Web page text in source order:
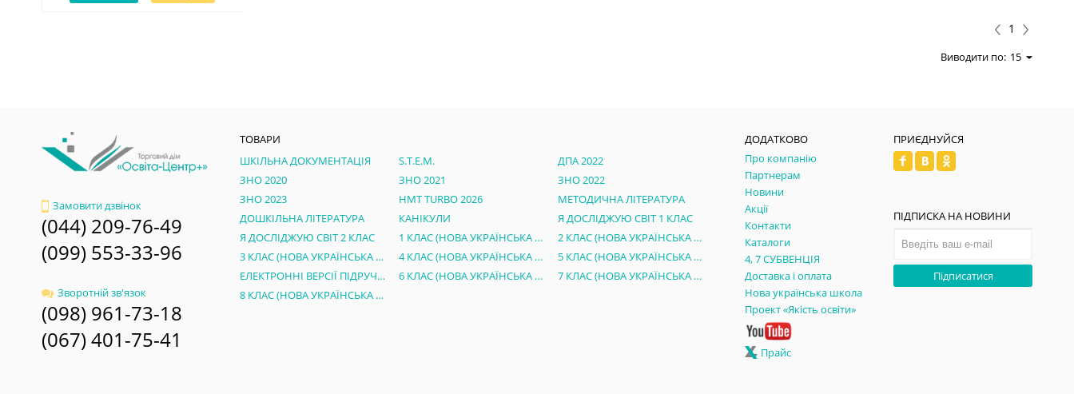
1
Виводити по: 15
Замовити дзвінок
(044) 209-76-49
(099) 553-33-96
Зворотній зв'язок
(098) 961-73-18
(067) 401-75-41
ТОВАРИ
ШКІЛЬНА ДОКУМЕНТАЦІЯ
S.T.E.M.
ДПА 2022
ЗНО 2020
ЗНО 2021
ЗНО 2022
ЗНО 2023
НМТ TURBO 2026
МЕТОДИЧНА ЛІТЕРАТУРА
ДОШКІЛЬНА ЛІТЕРАТУРА
КАНІКУЛИ
Я ДОСЛІДЖУЮ СВІТ 1 КЛАС
Я ДОСЛІДЖУЮ СВІТ 2 КЛАС
1 КЛАС (НОВА УКРАЇНСЬКА ШКОЛА)
2 КЛАС (НОВА УКРАЇНСЬКА ШКОЛА)
3 КЛАС (НОВА УКРАЇНСЬКА ШКОЛА)
4 КЛАС (НОВА УКРАЇНСЬКА ШКОЛА)
5 КЛАС (НОВА УКРАЇНСЬКА ШКОЛА)
ЕЛЕКТРОННІ ВЕРСІЇ ПІДРУЧНИКІВ 5 КЛАС НУШ
6 КЛАС (НОВА УКРАЇНСЬКА ШКОЛА)
7 КЛАС (НОВА УКРАЇНСЬКА ШКОЛА)
8 КЛАС (НОВА УКРАЇНСЬКА ШКОЛА)
ДОДАТКОВО
Про компанію
Партнерам
Новини
Акції
Контакти
Каталоги
4, 7 СУБВЕНЦІЯ
Доставка і оплата
Нова українська школа
Проект «Якість освіти»
Прайс
ПРИЄДНУЙСЯ
ПІДПИСКА НА НОВИНИ
Підписатися